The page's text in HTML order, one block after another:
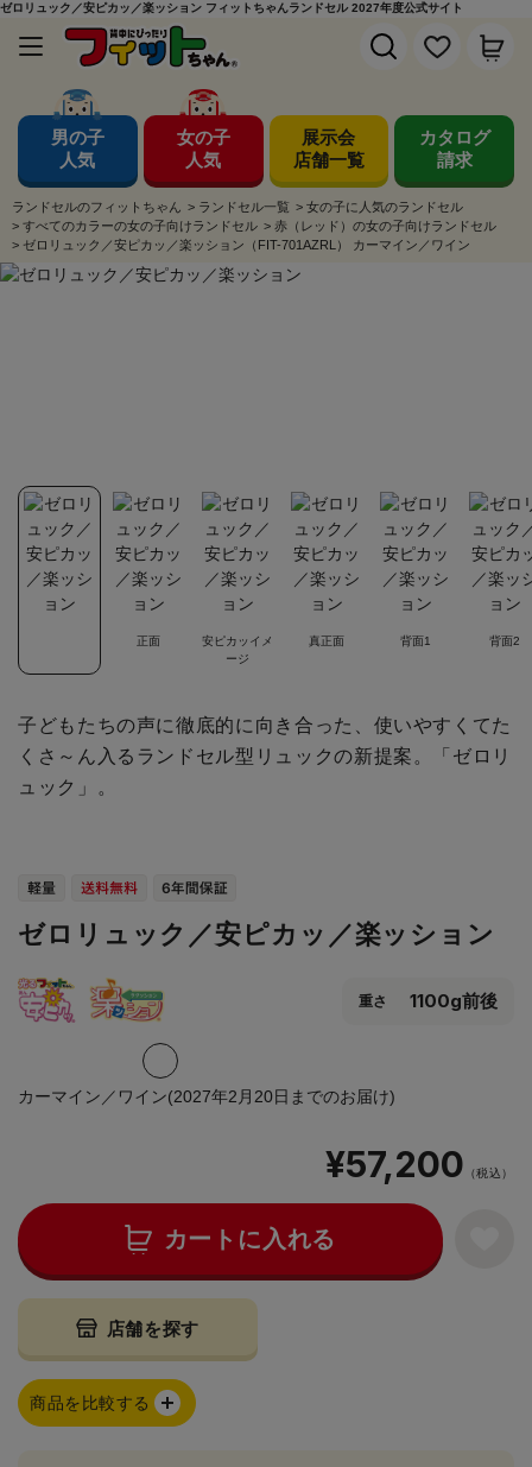
ゼロリュック／安ピカッ／楽ッション フィットちゃんランドセル 2027年度公式サイト
男の子
人気
女の子
人気
展示会
店舗一覧
カタログ
請求
ランドセルのフィットちゃん > ランドセル一覧 > 女の子に人気のランドセル
> すべてのカラーの女の子向けランドセル > 赤（レッド）の女の子向けランドセル
> ゼロリュック／安ピカッ／楽ッション（FIT-701AZRL） カーマイン／ワイン
正面
安ピカッイメ
ージ
真正面 背面1 背面2
子どもたちの声に徹底的に向き合った、使いやすくてた
くさ～ん入るランドセル型リュックの新提案。「ゼロリ
ュック」。
ゼロリュック／安ピカッ／楽ッション
重さ 1100g前後
カーマイン／ワイン(2027年2月20日までのお届け)
¥57,200 （税込）
カートに入れる
店舗を探す
商品を比較する